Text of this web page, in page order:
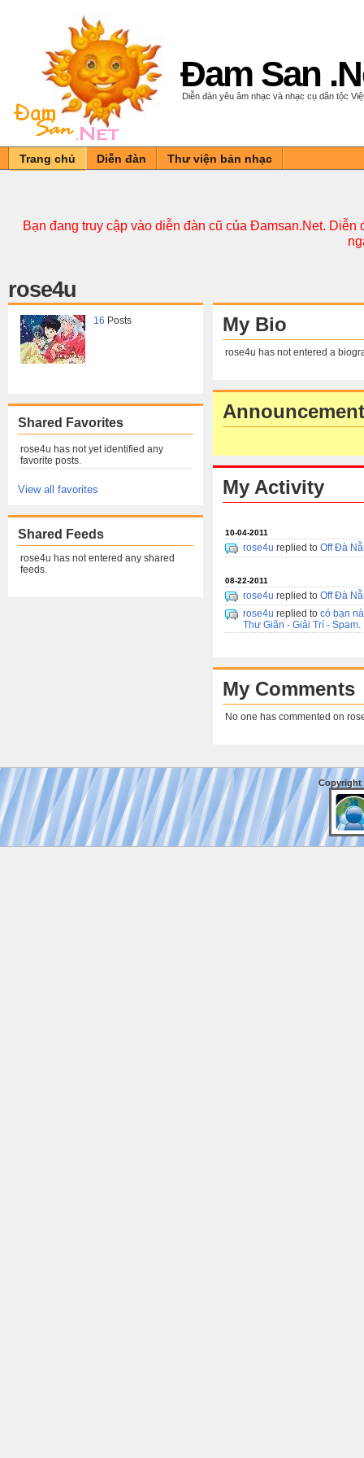
Đam San
Diễn đàn yêu âm nhạc và nhạc cụ dân tộc
Trang chủ Diễn đàn Thư viện bản nhạc
Bạn đang truy cập vào diễn đàn cũ của Đamsan.Net.
rose4u
16 Posts
Shared Favorites
rose4u has not yet identified any
favorite posts.
View all favorites
Shared Feeds
rose4u has not entered any shared
feeds.
My Bio
rose4u has not entered a
My Activity
10-04-2011
rose4u replied to Off Đà
08-22-2011
rose4u replied to Off Đà
rose4u replied to có bạn
Thư Giãn - Giải Trí - Spam.
My Comments
No one has commented on
Copyright